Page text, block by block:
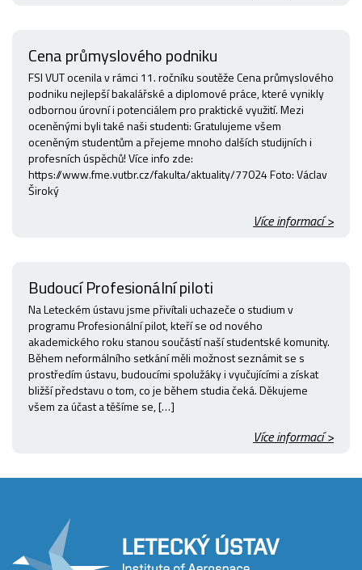
Cena průmyslového podniku
FSI VUT ocenila v rámci 11. ročníku soutěže Cena průmyslového
podniku nejlepší bakalářské a diplomové práce, které vynikly
odbornou úrovní i potenciálem pro praktické využití. Mezi
oceněnými byli také naši studenti: Gratulujeme všem
oceněným studentům a přejeme mnoho dalších studijních i
profesních úspěchů! Více info zde:
https://www.fme.vutbr.cz/fakulta/aktuality/77024 Foto: Václav
Široký
Více informací >
Budoucí Profesionální piloti
Na Leteckém ústavu jsme přivítali uchazeče o studium v
programu Profesionální pilot, kteří se od nového
akademického roku stanou součástí naší studentské komunity.
Během neformálního setkání měli možnost seznámit se s
prostředím ústavu, budoucími spolužáky i vyučujícími a získat
bližší představu o tom, co je během studia čeká. Děkujeme
všem za účast a těšíme se, […]
Více informací >